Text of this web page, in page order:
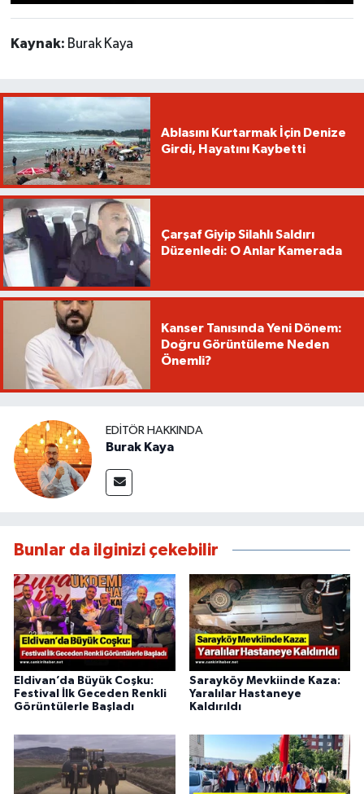
Kaynak: Burak Kaya
Ablasını Kurtarmak İçin Denize
Girdi, Hayatını Kaybetti
Çarşaf Giyip Silahlı Saldırı
Düzenledi: O Anlar Kamerada
Kanser Tanısında Yeni Dönem:
Doğru Görüntüleme Neden
Önemli?
EDITÖR HAKKINDA
Burak Kaya
Bunlar da ilginizi çekebilir
Eldivan’da Büyük Coşku:
Festival İlk Geceden Renkli
Görüntülerle Başladı
Sarayköy Mevkiinde Kaza:
Yaralılar Hastaneye
Kaldırıldı